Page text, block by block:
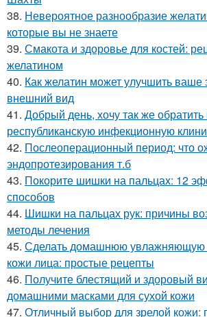
38. Невероятное разнообразие
которые вы не знаете
39. Смакота и здоровье для костей:
желатином
40. Как желатин может улучшить ваше
внешний вид
41. Добрый день, хочу так же
республиканскую инфекционную
42. Послеоперационный период: что
эндопротезирования т.б
43. Покорите шишки на пальцах: 12
способов
44. Шишки на пальцах рук: причины
методы лечения
45. Сделать домашнюю увлажняющую
кожи лица: простые рецепты
46. Получите блестящий и здоровый
домашними масками для сухой кожи
47. Отличный выбор для зрелой кожи: